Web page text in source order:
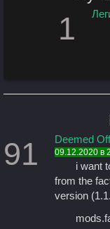
1
91 Deemed
09.12.2020 в
i want
from the
version